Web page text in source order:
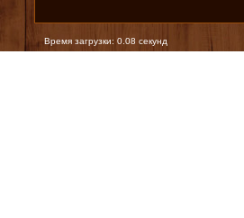
Время загрузки: 0.08 секунд